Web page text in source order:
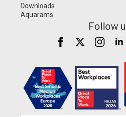
Downloads
Aquarams
Follow